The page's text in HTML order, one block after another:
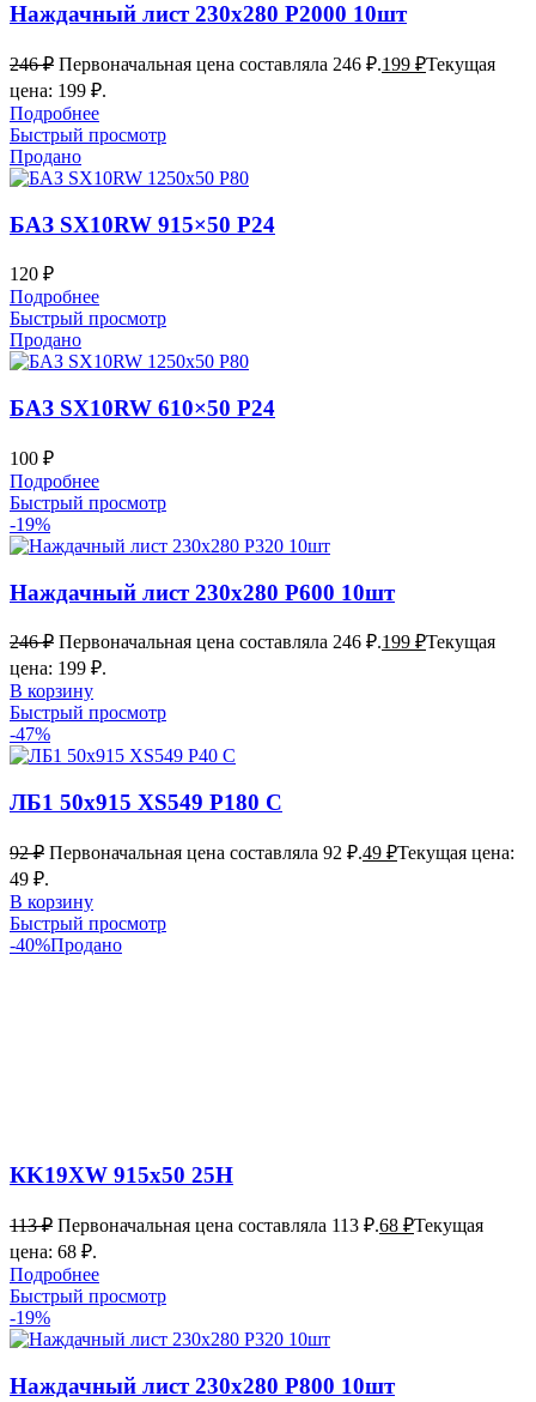
Наждачный лист 230х280 Р2000 10шт
246₽ Первоначальная цена составляла 246 ₽.199 ₽Текущая
цена: 199 ₽.
Подробнее
Быстрый просмотр
Продано
БАЗ SX10RW 915×50 P24
120 ₽
Подробнее
Быстрый просмотр
Продано
БАЗ SX10RW 610×50 P24
100 ₽
Подробнее
Быстрый просмотр
-19%
Наждачный лист 230х280 Р600 10шт
246₽ Первоначальная цена составляла 246 ₽.199 ₽Текущая
цена: 199 ₽.
В корзину
Быстрый просмотр
-47%
ЛБ1 50х915 XS549 P180 С
92₽ Первоначальная цена составляла 92 ₽.49 ₽Текущая цена:
49 ₽.
В корзину
Быстрый просмотр
-40%Продано
КK19XW 915х50 25Н
113₽ Первоначальная цена составляла 113 ₽.68 ₽Текущая
цена: 68 ₽.
Подробнее
Быстрый просмотр
-19%
Наждачный лист 230х280 Р800 10шт